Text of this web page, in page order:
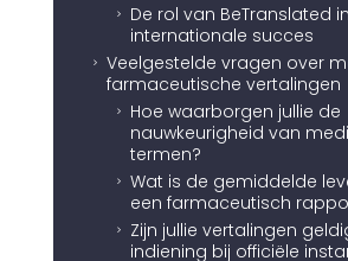
5
De rol van BeTranslated
internationale succes
5
Veelgestelde vragen over
farmaceutische vertalingen
5
Hoe waarborgen jullie de
nauwkeurigheid van
termen?
5
Wat is de gemiddelde
een farmaceutisch
5
Zijn jullie vertalingen
indiening bij officiële